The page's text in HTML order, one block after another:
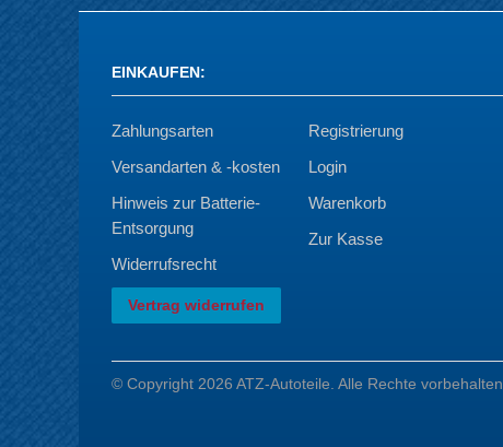
EINKAUFEN:
Zahlungsarten
Versandarten & -kosten
Hinweis zur Batterie-
Entsorgung
Widerrufsrecht
Vertrag widerrufen
Registrierung
Login
Warenkorb
Zur Kasse
© Copyright 2026 ATZ-Autoteile. Alle Rechte vorbehalten.